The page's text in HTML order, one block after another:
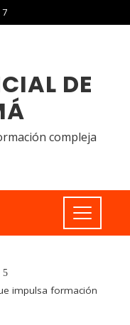
DE
compleja
impulsa formación